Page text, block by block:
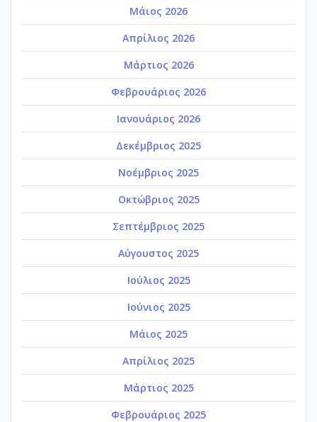
Μάιος 2026
Απρίλιος 2026
Μάρτιος 2026
Φεβρουάριος 2026
Ιανουάριος 2026
Δεκέμβριος 2025
Νοέμβριος 2025
Οκτώβριος 2025
Σεπτέμβριος 2025
Αύγουστος 2025
Ιούλιος 2025
Ιούνιος 2025
Μάιος 2025
Απρίλιος 2025
Μάρτιος 2025
Φεβρουάριος 2025